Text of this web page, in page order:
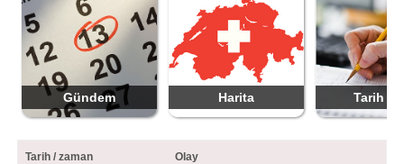
Gündem Harita Tarih
Tarih / zaman Olay